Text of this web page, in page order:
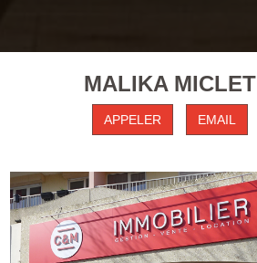
MALIKA MICLET
APPELER EMAIL